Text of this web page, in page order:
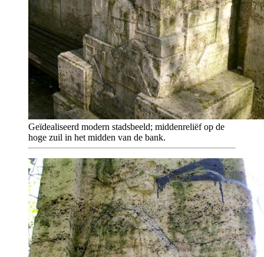
Geïdealiseerd modern stadsbeeld; middenreliëf op de
hoge zuil in het midden van de bank.